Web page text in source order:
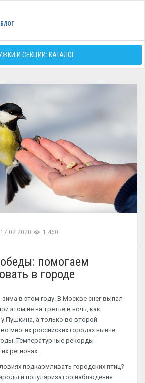
БЛОГ
И СЕКЦИИ: КАТАЛОГ
17.02.2020 1 460
помогаем
в городе
зима в этом году. В Москве снег выпал
этом не на третье в ночь, как
у Пушкина, а только во второй
многих российских городах нынче
Температурные рекорды
регионах.
подкармливать городских птиц?
и популяризатор наблюдения